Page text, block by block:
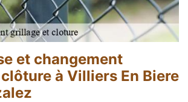
et changement
à Villiers En Biere